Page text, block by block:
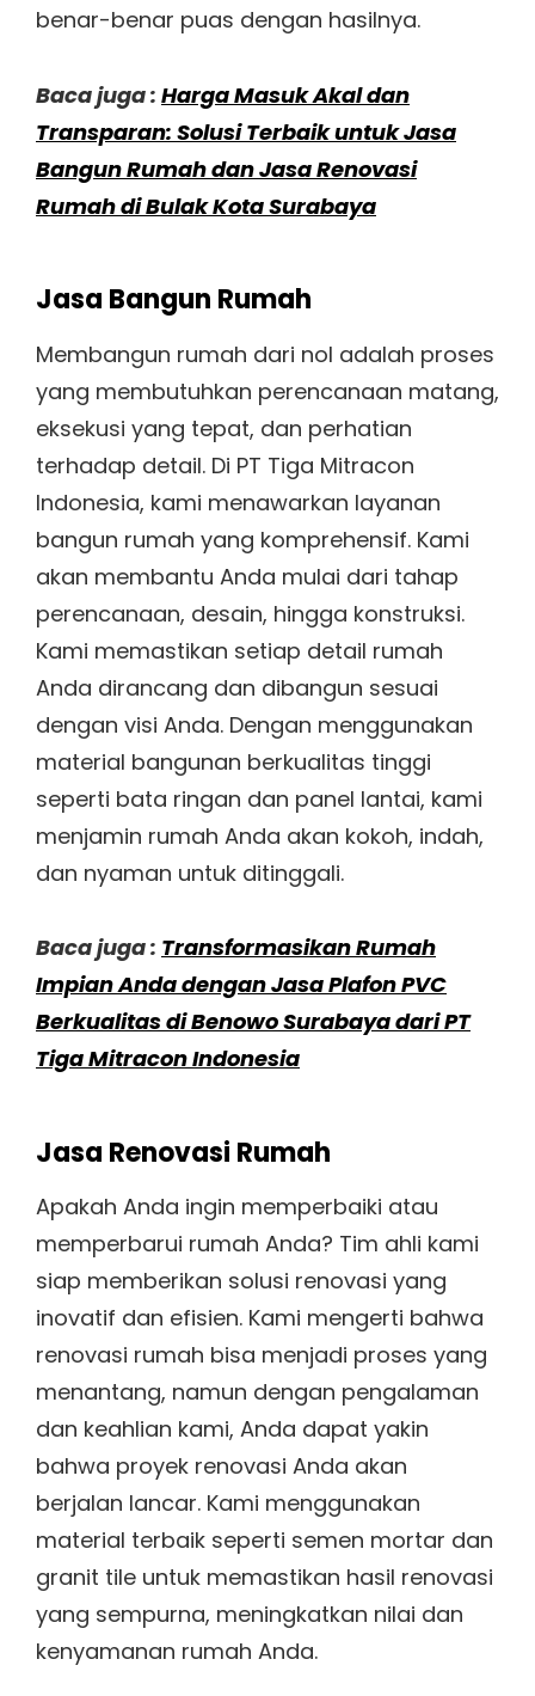
benar-benar puas dengan hasilnya.
Baca juga : Harga Masuk Akal dan
Transparan: Solusi Terbaik untuk Jasa
Bangun Rumah dan Jasa Renovasi
Rumah di Bulak Kota Surabaya
Jasa Bangun Rumah
Membangun rumah dari nol adalah proses
yang membutuhkan perencanaan matang,
eksekusi yang tepat, dan perhatian
terhadap detail. Di PT Tiga Mitracon
Indonesia, kami menawarkan layanan
bangun rumah yang komprehensif. Kami
akan membantu Anda mulai dari tahap
perencanaan, desain, hingga konstruksi.
Kami memastikan setiap detail rumah
Anda dirancang dan dibangun sesuai
dengan visi Anda. Dengan menggunakan
material bangunan berkualitas tinggi
seperti bata ringan dan panel lantai, kami
menjamin rumah Anda akan kokoh, indah,
dan nyaman untuk ditinggali.
Baca juga : Transformasikan Rumah
Impian Anda dengan Jasa Plafon PVC
Berkualitas di Benowo Surabaya dari PT
Tiga Mitracon Indonesia
Jasa Renovasi Rumah
Apakah Anda ingin memperbaiki atau
memperbarui rumah Anda? Tim ahli kami
siap memberikan solusi renovasi yang
inovatif dan efisien. Kami mengerti bahwa
renovasi rumah bisa menjadi proses yang
menantang, namun dengan pengalaman
dan keahlian kami, Anda dapat yakin
bahwa proyek renovasi Anda akan
berjalan lancar. Kami menggunakan
material terbaik seperti semen mortar dan
granit tile untuk memastikan hasil renovasi
yang sempurna, meningkatkan nilai dan
kenyamanan rumah Anda.